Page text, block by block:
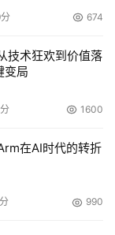
674
技术狂欢到价值落
变局
1600
在AI时代的转折
990